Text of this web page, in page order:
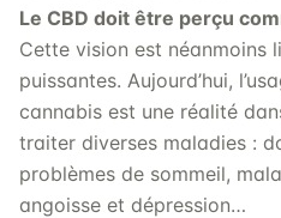
Le CBD doit être perçu
Cette vision est néanmoins
puissantes. Aujourd’hui,
cannabis est une réalité
traiter diverses maladies :
problèmes de sommeil,
angoisse et dépression…